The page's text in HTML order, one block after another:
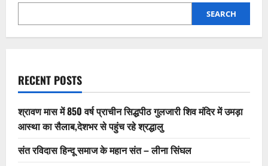
SEARCH
RECENT POSTS
श्रावण मास में 850 वर्ष प्राचीन सिद्धपीठ गुलजारी शिव मंदिर में उमड़ा
आस्था का सैलाब,देशभर से पहुंच रहे श्रद्धालु
संत रविदास हिन्दू समाज के महान संत – लीना सिंघल